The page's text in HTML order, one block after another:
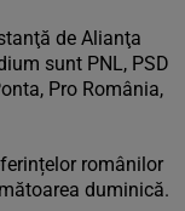
de Alianţa
sunt PNL, PSD
Pro România,
românilor
duminică.